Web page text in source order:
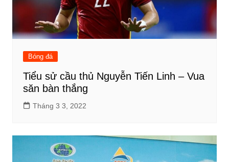
Bóng đá
Tiểu sử cầu thủ Nguyễn Tiến Linh – Vua
săn bàn thắng
Tháng 3 3, 2022